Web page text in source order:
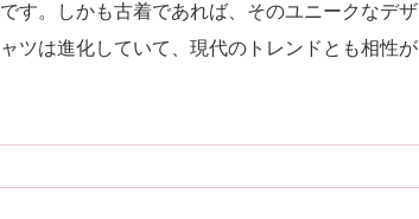
す。しかも古着であれば、そのユニークなデザ
ツは進化していて、現代のトレンドとも相性が